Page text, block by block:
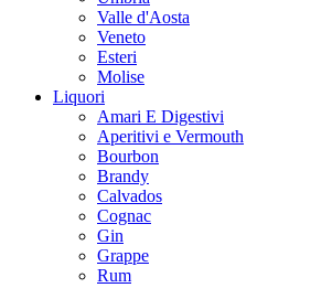
Valle d'Aosta
Veneto
Esteri
Molise
Liquori
Amari E Digestivi
Aperitivi e Vermouth
Bourbon
Brandy
Calvados
Cognac
Gin
Grappe
Rum